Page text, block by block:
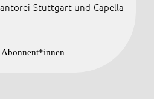
Stuttgart und Capella
Abonnent*innen